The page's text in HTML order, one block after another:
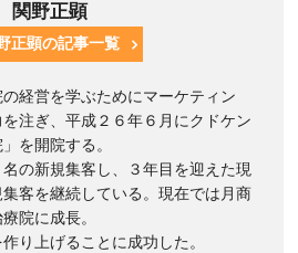
関野正顕
正顕の記事一覧
経営を学ぶためにマーケティン
注ぎ、平成２６年６月にクドケン
を開院する。
の新規集客し、３年目を迎えた現
客を継続している。現在では月商
院に成長。
り上げることに成功した。